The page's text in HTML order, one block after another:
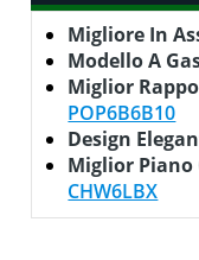
Migliore In
Modello A
Miglior
POP6B6B10
Design
Miglior Piano
CHW6LBX